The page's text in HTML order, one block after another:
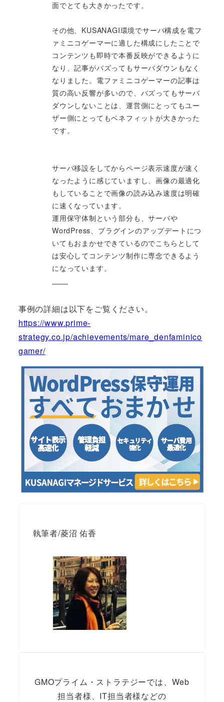
面でとても大きかったです。
その他、KUSANAGI環境でサーバ構成を電フ
ァミニコゲーマーに適した構成にしたことで
コンテンツも即時で本番反映ができるように
なり、記事がバズってもサーバダウンもなく
なりました。電ファミニコゲーマーの記事は
質の高い反響が多いので、バズってもサーバ
ダウンしないことは、運営側にとってもユー
ザー側にとってもベネフィットが大きかった
です。
サーバ移設をしてからページ表示速度が速く
なったように感じていますし、画像の最適化
もしていることで画像の読み込み速度は明確
に速くなっています。
運用保守体制という部分も、サーバや
WordPress、プラグインのアップデートにつ
いてもおまかせできているのでこちらとして
は安心してコンテンツ制作に専念できるよう
になっています。
事例の詳細は以下をご覧ください。
https://www.prime-
strategy.co.jp/achievements/mare_denfaminico
gamer/
執筆者/菱沼 佑香
GMOプライム・ストラテジーでは、Web
担当者様、IT担当者様などの